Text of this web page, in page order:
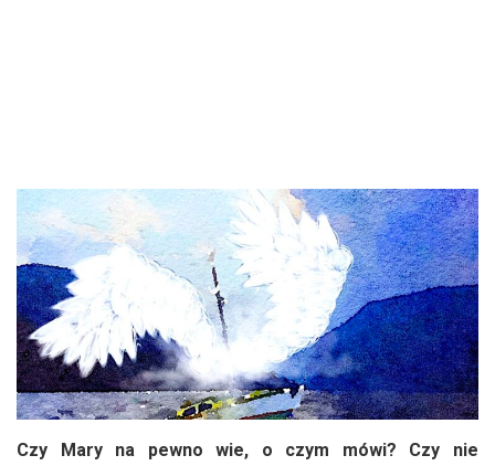
Czy Mary na pewno wie, o czym mówi? Czy nie